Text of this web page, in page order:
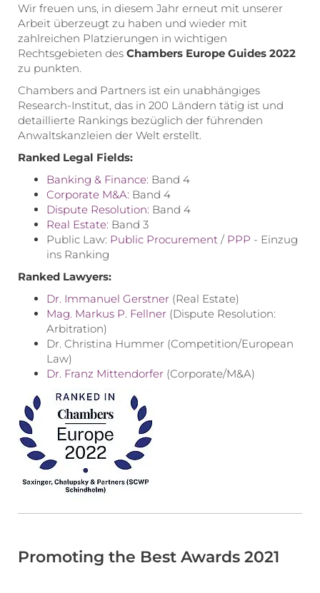
Wir freuen uns, in diesem Jahr erneut mit unserer
Arbeit überzeugt zu haben und wieder mit
zahlreichen Platzierungen in wichtigen
Rechtsgebieten des Chambers Europe Guides 2022
zu punkten.
Chambers and Partners ist ein unabhängiges
Research-Institut, das in 200 Ländern tätig ist und
detaillierte Rankings bezüglich der führenden
Anwaltskanzleien der Welt erstellt.
Ranked Legal Fields:
Banking & Finance: Band 4
Corporate M&A: Band 4
Dispute Resolution: Band 4
Real Estate: Band 3
Public Law: Public Procurement / PPP - Einzug
ins Ranking
Ranked Lawyers:
Dr. Immanuel Gerstner (Real Estate)
Mag. Markus P. Fellner (Dispute Resolution:
Arbitration)
Dr. Christina Hummer (Competition/European
Law)
Dr. Franz Mittendorfer (Corporate/M&A)
Promoting the Best Awards 2021